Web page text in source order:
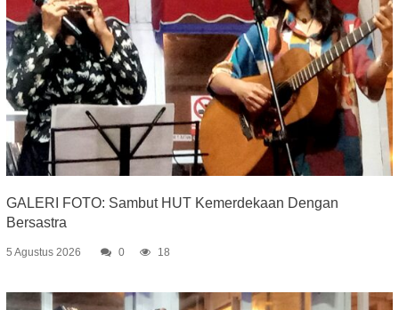
GALERI FOTO: Sambut HUT Kemerdekaan Dengan
Bersastra
5 Agustus 2026 0 18